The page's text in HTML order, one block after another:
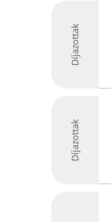
Díjazottak
Díjazottak